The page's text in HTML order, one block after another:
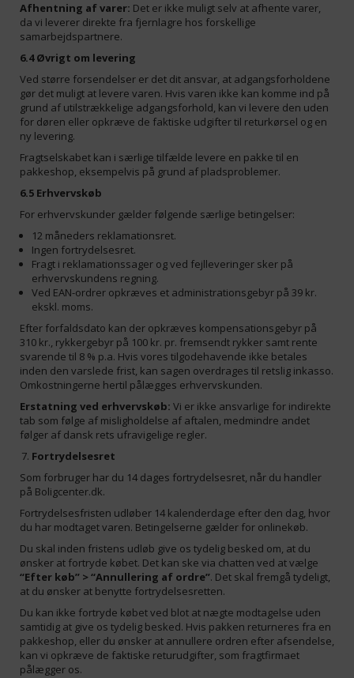
Afhentning af varer: Det er ikke muligt selv at afhente varer,
da vi leverer direkte fra fjernlagre hos forskellige
samarbejdspartnere.
6.4 Øvrigt om levering
Ved større forsendelser er det dit ansvar, at adgangsforholdene
gør det muligt at levere varen. Hvis varen ikke kan komme ind på
grund af utilstrækkelige adgangsforhold, kan vi levere den uden
for døren eller opkræve de faktiske udgifter til returkørsel og en
ny levering.
Fragtselskabet kan i særlige tilfælde levere en pakke til en
pakkeshop, eksempelvis på grund af pladsproblemer.
6.5 Erhvervskøb
For erhvervskunder gælder følgende særlige betingelser:
12 måneders reklamationsret.
Ingen fortrydelsesret.
Fragt i reklamationssager og ved fejlleveringer sker på
erhvervskundens regning.
Ved EAN-ordrer opkræves et administrationsgebyr på 39 kr.
ekskl. moms.
Efter forfaldsdato kan der opkræves kompensationsgebyr på
310 kr., rykkergebyr på 100 kr. pr. fremsendt rykker samt rente
svarende til 8 % p.a. Hvis vores tilgodehavende ikke betales
inden den varslede frist, kan sagen overdrages til retslig inkasso.
Omkostningerne hertil pålægges erhvervskunden.
Erstatning ved erhvervskøb: Vi er ikke ansvarlige for indirekte
tab som følge af misligholdelse af aftalen, medmindre andet
følger af dansk rets ufravigelige regler.
Fortrydelsesret
Som forbruger har du 14 dages fortrydelsesret, når du handler
på Boligcenter.dk.
Fortrydelsesfristen udløber 14 kalenderdage efter den dag, hvor
du har modtaget varen. Betingelserne gælder for onlinekøb.
Du skal inden fristens udløb give os tydelig besked om, at du
ønsker at fortryde købet. Det kan ske via chatten ved at vælge
“Efter køb” > “Annullering af ordre”. Det skal fremgå tydeligt,
at du ønsker at benytte fortrydelsesretten.
Du kan ikke fortryde købet ved blot at nægte modtagelse uden
samtidig at give os tydelig besked. Hvis pakken returneres fra en
pakkeshop, eller du ønsker at annullere ordren efter afsendelse,
kan vi opkræve de faktiske returudgifter, som fragtfirmaet
pålægger os.